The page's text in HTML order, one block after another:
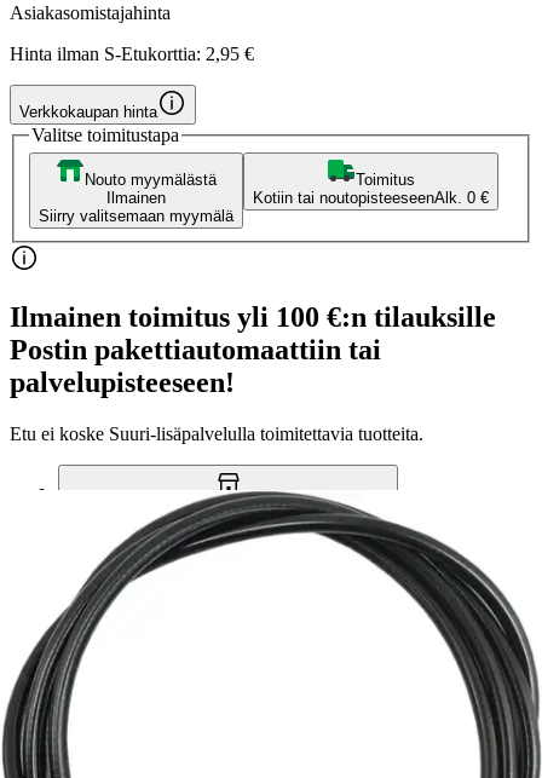
Asiakasomistajahinta
Hinta ilman S-Etukorttia: 2,95 €
Verkkokaupan hinta
Valitse toimitustapa
Nouto myymälästä
Ilmainen
Siirry valitsemaan myymälä
Toimitus
Kotiin tai noutopisteeseenAlk. 0 €
Ilmainen toimitus yli 100 €:n tilauksille
Postin pakettiautomaattiin tai
palvelupisteeseen!
Etu ei koske Suuri‑lisäpalvelulla toimitettavia tuotteita.
Tarkista myymäläsaatavuus
Tuotekuvaus